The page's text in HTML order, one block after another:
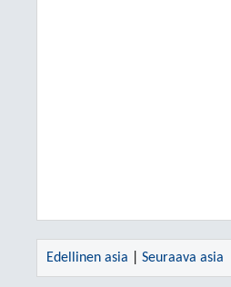
Edellinen asia Seuraava asia